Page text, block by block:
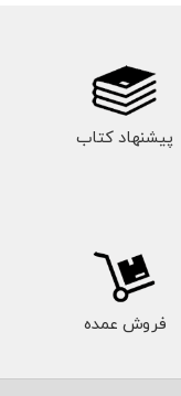
پیشنهاد کتاب
فروش عمده